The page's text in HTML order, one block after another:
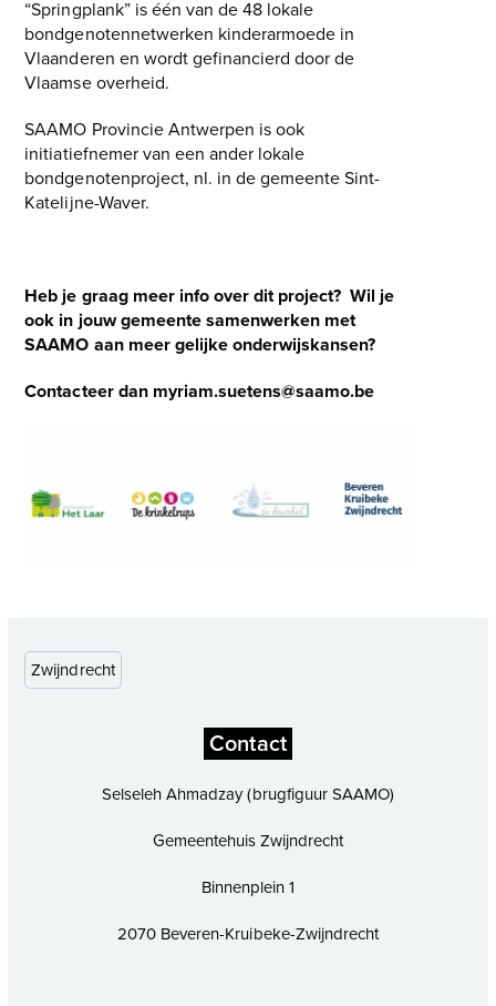
“Springplank” is één van de 48 lokale
bondgenotennetwerken kinderarmoede in
Vlaanderen en wordt gefinancierd door de
Vlaamse overheid.
SAAMO Provincie Antwerpen is ook
initiatiefnemer van een ander lokale
bondgenotenproject, nl. in de gemeente Sint-
Katelijne-Waver.
Heb je graag meer info over dit project? Wil je
ook in jouw gemeente samenwerken met
SAAMO aan meer gelijke onderwijskansen?
Contacteer dan myriam.suetens@saamo.be
Zwijndrecht
Contact
Selseleh Ahmadzay (brugfiguur SAAMO)
Gemeentehuis Zwijndrecht
Binnenplein 1
2070 Beveren-Kruibeke-Zwijndrecht